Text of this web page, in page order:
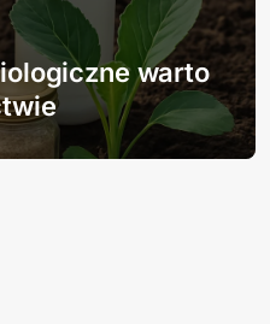
warto